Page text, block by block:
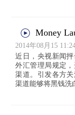
Money
2014年08月15
近日，央视新闻
外汇管理局规定
渠道。引发各方
渠道能够将黑钱洗